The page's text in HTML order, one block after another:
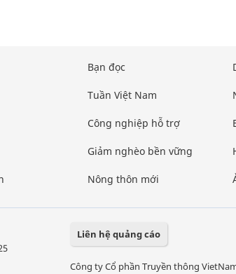
Bạn đọc
Tuần Việt Nam
Công nghiệp hỗ trợ
Giảm nghèo bền vững
Nông thôn mới
Liên hệ quảng cáo
Công ty Cổ phần Truyền thông